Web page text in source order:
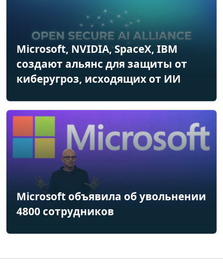
Microsoft, NVIDIA, SpaceX, IBM
создают альянс для защиты от
киберугроз, исходящих от ИИ
Microsoft объявила об увольнении
4800 сотрудников